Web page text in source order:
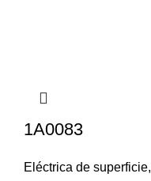
1A0083
Eléctrica de superficie,